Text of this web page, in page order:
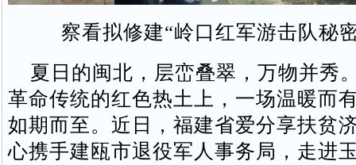
察看拟修建“岭口红军游击队秘
夏日的闽北，层峦叠翠，万物并秀
革命传统的红色热土上，一场温暖而
如期而至。近日，福建省爱分享扶贫
心携手建瓯市退役军人事务局，走进